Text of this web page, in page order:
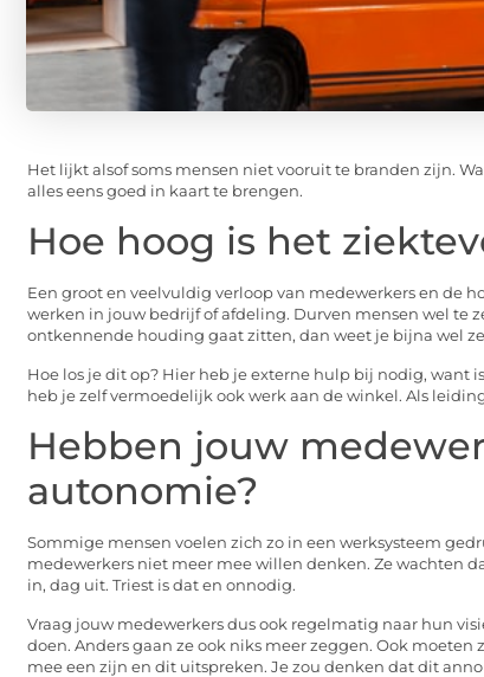
Het lijkt alsof soms mensen niet vooruit te branden zijn.
alles eens goed in kaart te brengen.
Hoe hoog is het
Een groot en veelvuldig verloop van medewerkers en de
werken in jouw bedrijf of afdeling. Durven mensen wel te
ontkennende houding gaat zitten, dan weet je bijna wel
Hoe los je dit op? Hier heb je externe hulp bij nodig, want
heb je zelf vermoedelijk ook werk aan de winkel. Als
Hebben jouw
autonomie?
Sommige mensen voelen zich zo in een werksysteem
medewerkers niet meer mee willen denken. Ze wachten
in, dag uit. Triest is dat en onnodig.
Vraag jouw medewerkers dus ook regelmatig naar hun
doen. Anders gaan ze ook niks meer zeggen. Ook
mee een zijn en dit uitspreken. Je zou denken dat dit